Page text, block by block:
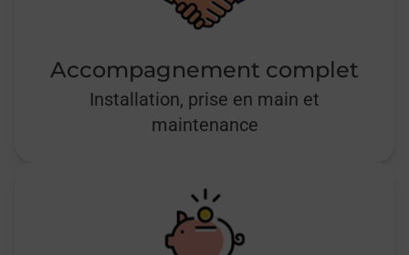
Accompagnement complet
Installation, prise en main et
maintenance